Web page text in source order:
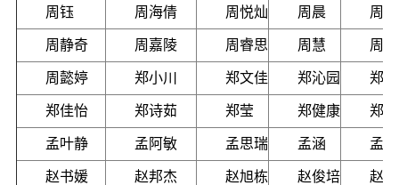
周钰 周海倩 周悦灿 周晨 周
周静奇 周嘉陵 周睿思 周慧 周
周懿婷 郑小川 郑文佳 郑沁园 郑
郑佳怡 郑诗茹 郑莹 郑健康 郑晨
孟叶静 孟阿敏 孟思瑞 孟涵 孟
赵书媛 赵邦杰 赵旭栋 赵俊培 赵